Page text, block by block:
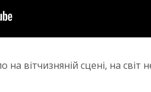
на вітчизняній сцені, на світ